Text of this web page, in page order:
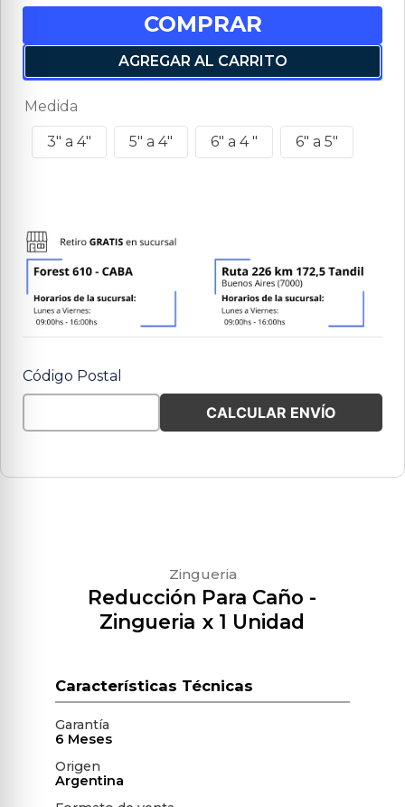
COMPRAR
AGREGAR AL CARRITO
Medida
3" a 4" 5" a 4" 6" a 4 " 6" a 5"
Código Postal
CALCULAR ENVÍO
Zingueria
Reducción Para Caño -
Zingueria x 1 Unidad
Garantía
6 Meses
Origen
Argentina